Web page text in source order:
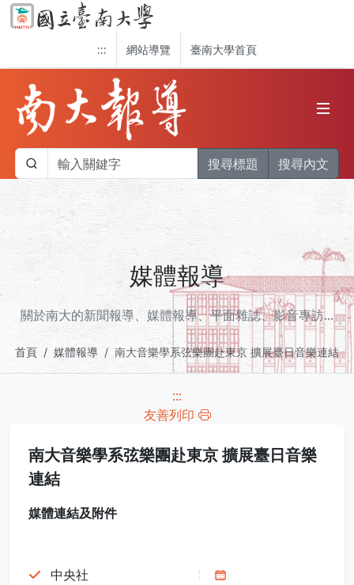
::: 網站導覽 臺南大學首頁
搜尋標題 搜尋內文
媒體報導
關於南大的新聞報導、媒體報導、平面雜誌、影音專訪...
首頁 媒體報導 南大音樂學系弦樂團赴東京 擴展臺日音樂連結
:::
友善列印
南大音樂學系弦樂團赴東京 擴展臺日音樂
連結
媒體連結及附件
中央社